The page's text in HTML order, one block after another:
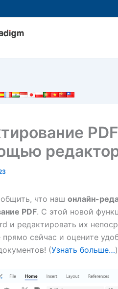
что наш онлайн-
PDF. С этой новой
и редактировать их
прямо сейчас и оцените
(Узнать больше…)